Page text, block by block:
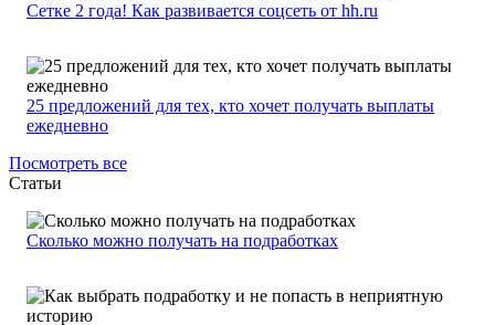
Сетке 2 года! Как развивается соцсеть от hh.ru
25 предложений для тех, кто хочет получать выплаты
ежедневно
Посмотреть все
Статьи
Сколько можно получать на подработках